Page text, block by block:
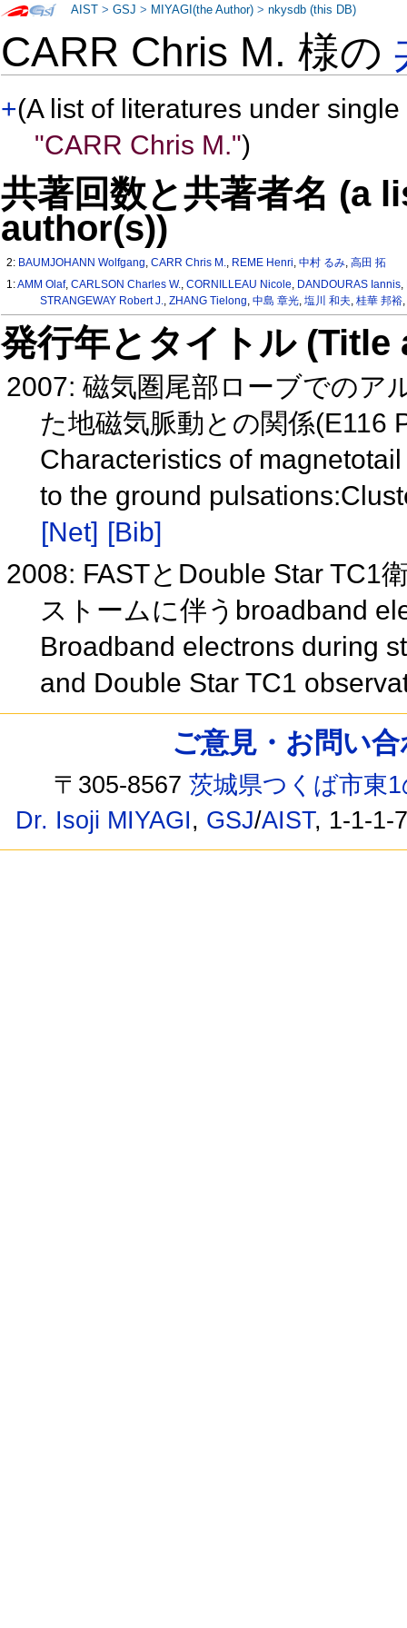
CARR Chris M. 様の
+(A list of literatures under
"CARR Chris M.")
共著回数と共著者名 (a
author(s))
2: BAUMJOHANN Wolfgang,CARR Chris M., REME Henri,中村 るみ,高田 拓
1:AMM Olaf,CARLSON Charles W.,CORNILLEAU Nicole, DANDOURAS Iannis,
STRANGEWAY Robert J., ZHANG Tielong, 中島 章光, 塩川 和夫, 桂華 邦裕,
発行年とタイトル
2007: 磁気圏尾部ローブでのア
た地磁気脈動との関係(E116
Characteristics of
to the ground
[Net] [Bib]
2008: FASTとDouble Star TC1
ストームに伴うbroadband
Broadband electrons during
and Double Star TC1
AIST >GSJ > MIYAGI(the Author) >nkysdb (this DB)
ご意見・お問い
〒305-8567茨城県つくば市東
Dr. Isoji MIYAGI, GSJ/AIST, 1-1-1-